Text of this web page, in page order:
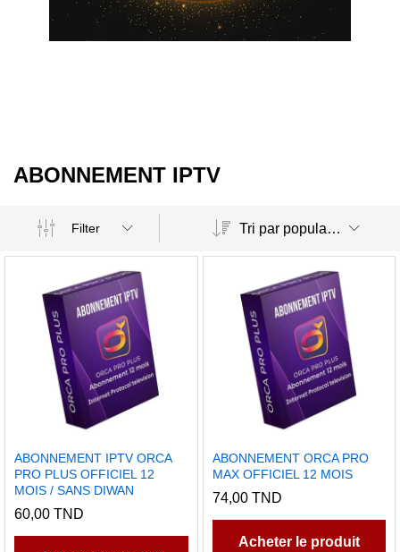
ABONNEMENT IPTV
Filter Tri par popularité
ABONNEMENT IPTV ORCA
PRO PLUS OFFICIEL 12
MOIS / SANS DIWAN
60,00 TND
ABONNEMENT ORCA PRO
MAX OFFICIEL 12 MOIS
74,00 TND
Acheter le produit